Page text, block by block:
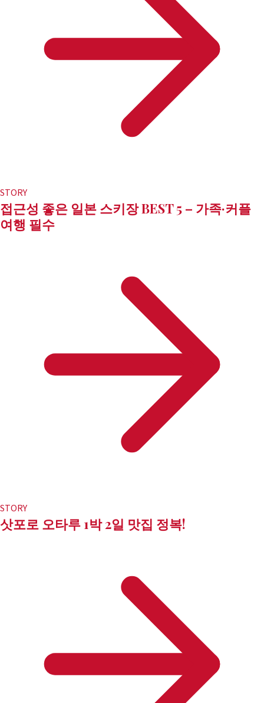
STORY
접근성 좋은 일본 스키장 BEST 5 – 가족·커플
여행 필수
STORY
삿포로 오타루 1박 2일 맛집 정복!